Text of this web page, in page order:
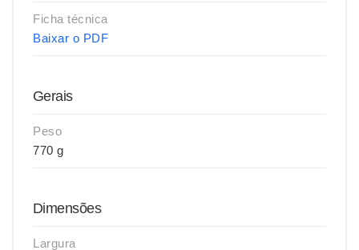
Ficha técnica
Baixar o PDF
Gerais
Peso
770 g
Dimensões
Largura